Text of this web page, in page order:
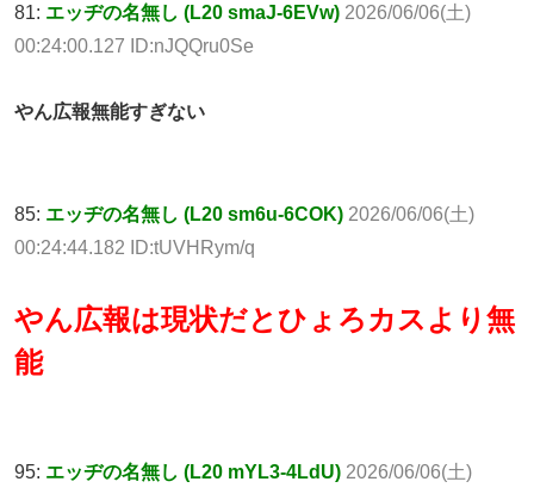
81: エッヂの名無し (L20 smaJ-6EVw) 2026/06/06(土)
00:24:00.127 ID:nJQQru0Se
やん広報無能すぎない
85: エッヂの名無し (L20 sm6u-6COK) 2026/06/06(土)
00:24:44.182 ID:tUVHRym/q
やん広報は現状だとひょろカスより無
能
95: エッヂの名無し (L20 mYL3-4LdU) 2026/06/06(土)